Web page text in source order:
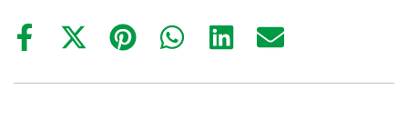
Share
Share
(Twitter)
Share
Share
Share
Share